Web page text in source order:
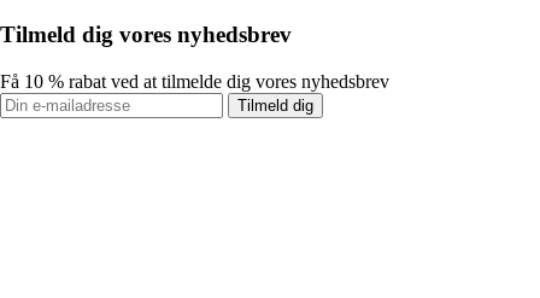
Tilmeld dig vores nyhedsbrev
Få 10 % rabat ved at tilmelde dig vores nyhedsbrev
Tilmeld dig